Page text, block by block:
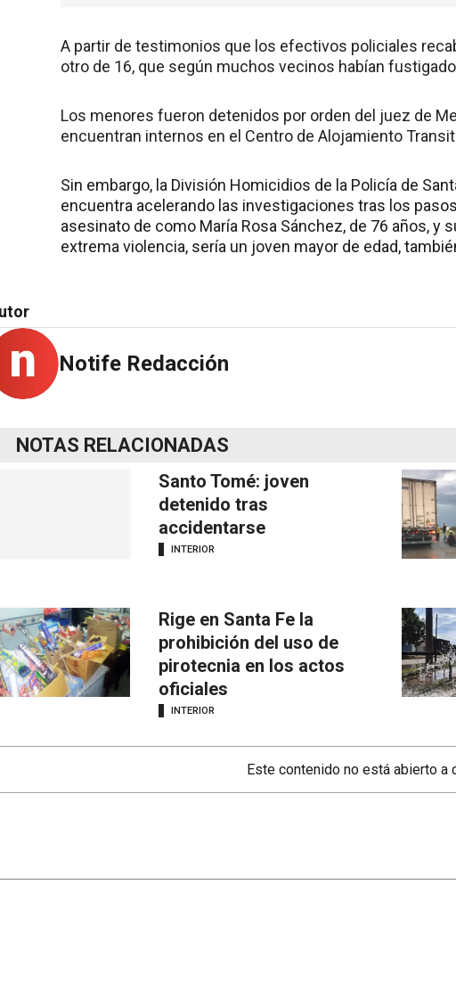
A partir de testimonios que los efectivos policiales
otro de 16, que según muchos vecinos habían
Los menores fueron detenidos por orden del juez de
encuentran internos en el Centro de Alojamiento
Sin embargo, la División Homicidios de la Policía de
encuentra acelerando las investigaciones tras los
asesinato de como María Rosa Sánchez, de 76 años, y
extrema violencia, sería un joven mayor de edad,
Notife Redacción
NOTAS RELACIONADAS
Santo Tomé: joven
detenido tras
accidentarse
INTERIOR
Rige en Santa Fe la
prohibición del uso de
pirotecnia en los actos
oficiales
INTERIOR
Este contenido no está abierto a